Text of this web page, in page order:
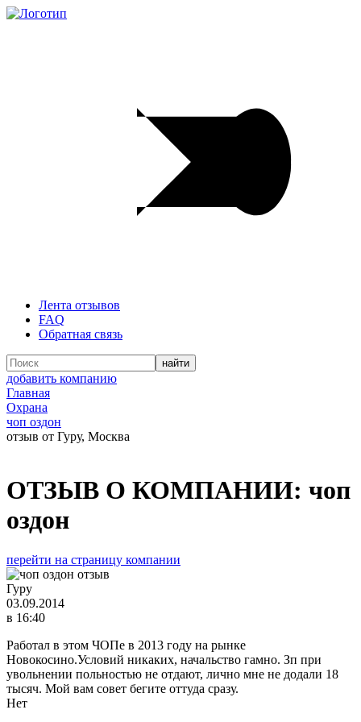
Лента отзывов
FAQ
Обратная связь
добавить компанию
Главная
Охрана
чоп оздон
отзыв от Гуру, Москва
ОТЗЫВ О КОМПАНИИ: чоп
оздон
перейти на страницу компании
Гуру
03.09.2014
в 16:40
Работал в этом ЧОПе в 2013 году на рынке
Новокосино.Условий никаких, начальство гамно. Зп при
увольнении польностью не отдают, лично мне не додали 18
тысяч. Мой вам совет бегите оттуда сразу.
Нет